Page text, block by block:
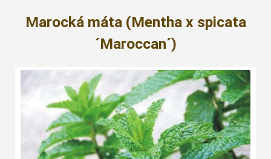
Marocká máta (Mentha x spicata
´Maroccan´)